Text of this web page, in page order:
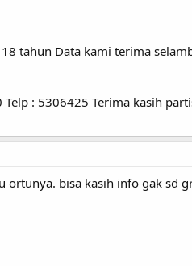
tahun Data kami terima
: 5306425 Terima kasih
ortunya. bisa kasih info gak sd